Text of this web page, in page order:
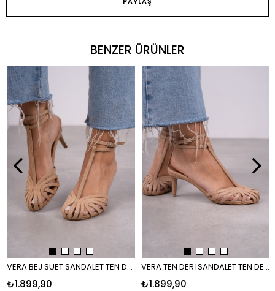
BENZER ÜRÜNLER
VERA BEJ SÜET SANDALET TEN DERİ
₺1.899,90
VERA TEN DERİ SANDALET TEN DERİ
₺1.899,90